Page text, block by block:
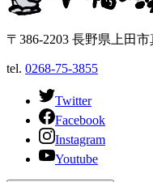
〒386-2203 長野県上田
tel. 0268-75-3855
Twitter
Facebook
Instagram
Youtube